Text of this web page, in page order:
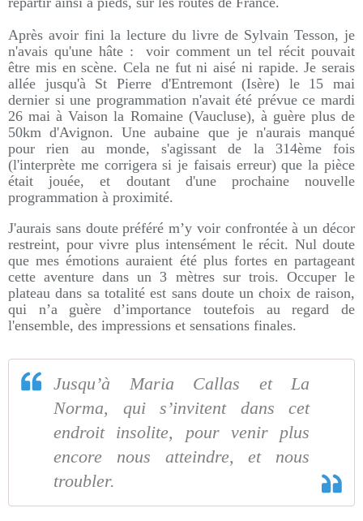
Après avoir fini la lecture du livre de Sylvain Tesson, je
n'avais qu'une hâte : voir comment un tel récit pouvait
être mis en scène. Cela ne fut ni aisé ni rapide. Je serais
allée jusqu'à St Pierre d'Entremont (Isère) le 15 mai
dernier si une programmation n'avait été prévue ce mardi
26 mai à Vaison la Romaine (Vaucluse), à guère plus de
50km d'Avignon. Une aubaine que je n'aurais manqué
pour rien au monde, s'agissant de la 314ème fois
(l'interprète me corrigera si je faisais erreur) que la pièce
était jouée, et doutant d'une prochaine nouvelle
programmation à proximité.
J'aurais sans doute préféré m’y voir confrontée à un décor
restreint, pour vivre plus intensément le récit. Nul doute
que mes émotions auraient été plus fortes en partageant
cette aventure dans un 3 mètres sur trois. Occuper le
plateau dans sa totalité est sans doute un choix de raison,
qui n’a guère d’importance toutefois au regard de
l'ensemble, des impressions et sensations finales.
Jusqu’à Maria Callas et La
Norma, qui s’invitent dans cet
endroit insolite, pour venir plus
encore nous atteindre, et nous
troubler.